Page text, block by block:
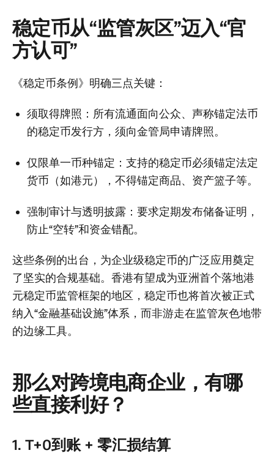
稳定币从“监管灰区”迈入“官
方认可”
《稳定币条例》明确三点关键：
须取得牌照 ：所有流通面向公众、声称锚定法币
的稳定币发行方，须向金管局申请牌照。
仅限单一币种锚定 ：支持的稳定币必须锚定法定
货币（如港元），不得锚定商品、资产篮子等。
强制审计与透明披露 ：要求定期发布储备证明，
防止“空转”和资金错配。
这些条例的出台，为企业级稳定币的广泛应用奠定
了坚实的合规基础。香港有望成为亚洲首个落地港
元稳定币监管框架的地区，稳定币也将首次被正式
纳入“金融基础设施”体系，而非游走在监管灰色地带
的边缘工具。
那么对跨境电商企业，有哪
些直接利好？
1. T+0到账 + 零汇损结算